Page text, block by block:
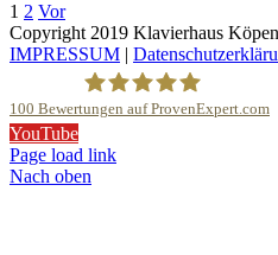
1 2 Vor
Copyright 2019 Klavierhaus
IMPRESSUM |
Klavierhaus Köpenick
100 Bewertungen auf ProvenExpert.com
YouTube
Page load link
Nach oben